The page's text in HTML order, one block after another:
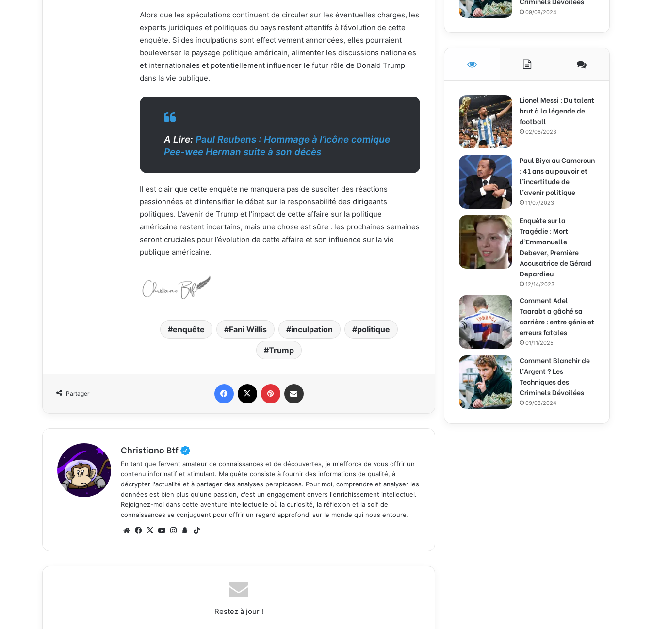
Alors que les spéculations continuent de circuler sur les éventuelles charges, les
experts juridiques et politiques du pays restent attentifs à l’évolution de cette
enquête. Si des inculpations sont effectivement annoncées, elles pourraient
bouleverser le paysage politique américain, alimenter les discussions nationales
et internationales et potentiellement influencer le futur rôle de Donald Trump
dans la vie publique.
A Lire: Paul Reubens : Hommage à l’icône comique
Pee-wee Herman suite à son décès
Il est clair que cette enquête ne manquera pas de susciter des réactions
passionnées et d’intensifier le débat sur la responsabilité des dirigeants
politiques. L’avenir de Trump et l’impact de cette affaire sur la politique
américaine restent incertains, mais une chose est sûre : les prochaines semaines
seront cruciales pour l’évolution de cette affaire et son influence sur la vie
publique américaine.
enquête Fani Willis inculpation politique
Trump
Partager
Christiano Btf
En tant que fervent amateur de connaissances et de découvertes, je m'efforce de vous offrir un
contenu informatif et stimulant. Ma quête consiste à fournir des informations de qualité, à
décrypter l'actualité et à partager des analyses perspicaces. Pour moi, comprendre et analyser les
données est bien plus qu'une passion, c'est un engagement envers l'enrichissement intellectuel.
Rejoignez-moi dans cette aventure intellectuelle où la curiosité, la réflexion et la soif de
connaissances se conjuguent pour offrir un regard approfondi sur le monde qui nous entoure.
We
te
Fa
bo
ok
X
Yo
ub
e
Ins
ra
m
Sn
ch
at
k
Restez à jour !
09/08/2024
Lionel Messi : Du talent
brut à la légende de
football
02/06/2023
Paul Biya au Cameroun
: 41 ans au pouvoir et
l’incertitude de
l’avenir politique
11/07/2023
Enquête sur la
Tragédie : Mort
d’Emmanuelle
Debever, Première
Accusatrice de Gérard
Depardieu
12/14/2023
Comment Adel
Taarabt a gâché sa
carrière : entre génie et
erreurs fatales
01/11/2025
Comment Blanchir de
l’Argent ? Les
Techniques des
Criminels Dévoilées
09/08/2024